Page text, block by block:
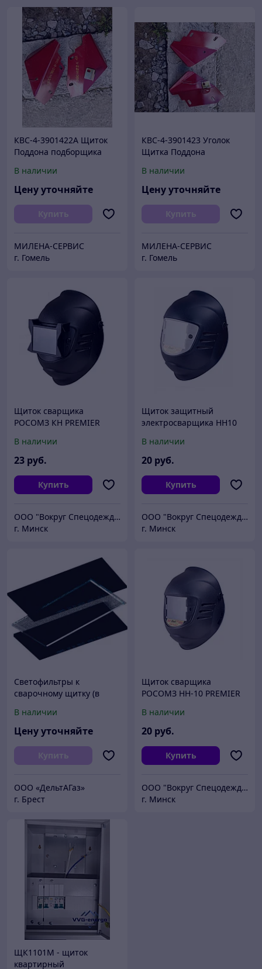
КВС-4-3901422А Щиток
Поддона подборщика
В наличии
Цену уточняйте
Купить
МИЛЕНА-СЕРВИС
г. Гомель
КВС-4-3901423 Уголок
Щитка Поддона
3900000
В наличии
Цену уточняйте
Купить
МИЛЕНА-СЕРВИС
г. Гомель
Щиток сварщика
РОСОМЗ КН PREMIER
В наличии
23 руб.
Купить
ООО "Вокруг Спецодежды"
г. Минск
Щиток защитный
электросварщика НН10
РОСОМЗ (51364, 51365)
В наличии
20 руб.
Купить
ООО "Вокруг Спецодежды"
г. Минск
Светофильтры к
сварочному щитку (в
В наличии
Цену уточняйте
Купить
ООО «ДельтАГаз»
г. Брест
Щиток сварщика
РОСОМЗ НН-10 PREMIER
В наличии
20 руб.
Купить
ООО "Вокруг Спецодежды"
г. Минск
ЩК1101М - щиток
квартирный